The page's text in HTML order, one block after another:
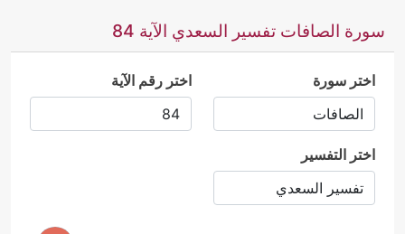
سورة الصافات تفسير السعدي الآية 84
اختر سورة اختر رقم الآية
اختر التفسير